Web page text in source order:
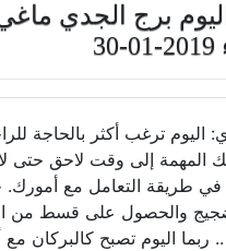
برج الجدي
اليوم ترغب أكثر بالحاجة
المهمة إلى وقت لاحق حتى
في طريقة التعامل مع أمورك.
والحصول على قسط من
اليوم تصبح كالبركان مع